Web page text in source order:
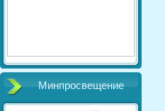
Минпросвещение